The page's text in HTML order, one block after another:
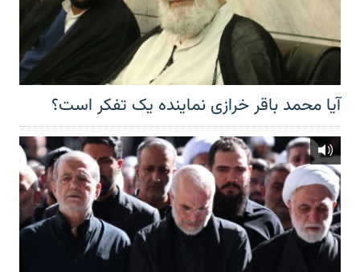
آیا محمد باقر خرازی نماینده یک تفکر است؟